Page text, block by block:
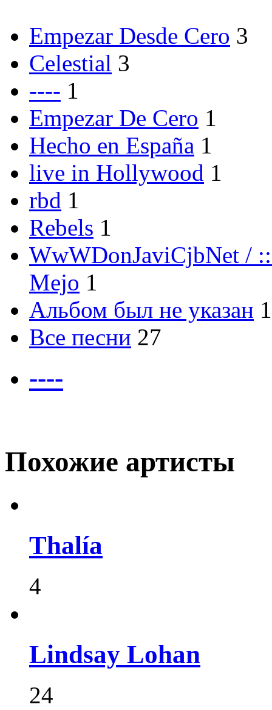
Empezar Desde Cero 3
Celestial 3
---- 1
Empezar De Cero 1
Hecho en España 1
live in Hollywood 1
rbd 1
Rebels 1
WwWDonJaviCjbNet /
Mejo 1
Альбом был не указан
Все песни 27
----
Похожие артисты
Thalía
4
Lindsay Lohan
24